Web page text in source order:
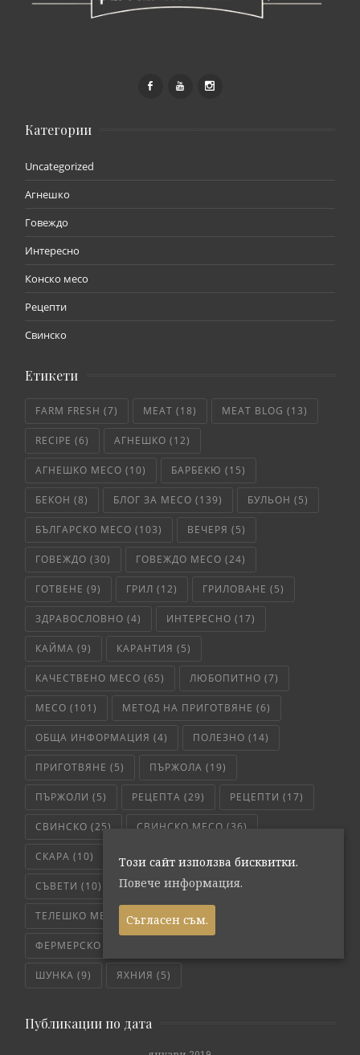
Категории
Uncategorized
Агнешко
Говеждо
Интересно
Конско месо
Рецепти
Свинско
Етикети
FARM FRESH (7) MEAT (18) MEAT BLOG (13)
RECIPE (6) АГНЕШКО (12)
АГНЕШКО МЕСО (10) БАРБЕКЮ (15)
БЕКОН (8) БЛОГ ЗА МЕСО (139) БУЛЬОН (5)
БЪЛГАРСКО МЕСО (103) ВЕЧЕРЯ (5)
ГОВЕЖДО (30) ГОВЕЖДО МЕСО (24)
ГОТВЕНЕ (9) ГРИЛ (12) ГРИЛОВАНЕ (5)
ЗДРАВОСЛОВНО (4) ИНТЕРЕСНО (17)
КАЙМА (9) КАРАНТИЯ (5)
КАЧЕСТВЕНО МЕСО (65) ЛЮБОПИТНО (7)
МЕСО (101) МЕТОД НА ПРИГОТВЯНЕ (6)
ОБЩА ИНФОРМАЦИЯ (4) ПОЛЕЗНО (14)
ПРИГОТВЯНЕ (5) ПЪРЖОЛА (19)
ПЪРЖОЛИ (5) РЕЦЕПТА (29) РЕЦЕПТИ (17)
СВИНСКО (25) СВИНСКО МЕСО (36)
СКАРА (10) СЛОУ КУКЪР СОС
СЪВЕТИ (10) ТЕЛЕШКО(7)
ТЕЛЕШКО МЕСО (6) ТРИКОВЕ
ФЕРМЕРСКО СВЕЖО
ШУНКА (9) ЯХНИЯ (5)
Публикации по дата
Този сайт използва бисквитки.
Повече информация.
Съгласен съм.